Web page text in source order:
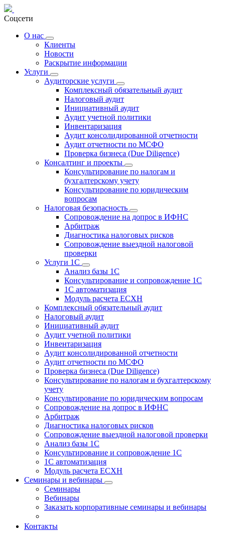
Соцсети
О нас
Клиенты
Новости
Раскрытие информации
Услуги
Аудиторские услуги
Комплексный обязательный аудит
Налоговый аудит
Инициативный аудит
Аудит учетной политики
Инвентаризация
Аудит консолидированной отчетности
Аудит отчетности по МСФО
Проверка бизнеса (Due Diligence)
Консалтинг и проекты
Консультирование по налогам и
бухгалтерскому учету
Консультирование по юридическим
вопросам
Налоговая безопасность
Сопровождение на допрос в ИФНС
Арбитраж
Диагностика налоговых рисков
Сопровождение выездной налоговой
проверки
Услуги 1С
Анализ базы 1С
Консультирование и сопровождение 1С
1С автоматизация
Модуль расчета ЕСХН
Комплексный обязательный аудит
Налоговый аудит
Инициативный аудит
Аудит учетной политики
Инвентаризация
Аудит консолидированной отчетности
Аудит отчетности по МСФО
Проверка бизнеса (Due Diligence)
Консультирование по налогам и бухгалтерскому
учету
Консультирование по юридическим вопросам
Сопровождение на допрос в ИФНС
Арбитраж
Диагностика налоговых рисков
Сопровождение выездной налоговой проверки
Анализ базы 1С
Консультирование и сопровождение 1С
1С автоматизация
Модуль расчета ЕСХН
Семинары и вебинары
Семинары
Вебинары
Заказать корпоративные семинары и вебинары
Контакты